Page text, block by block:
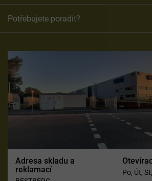
Potřebujete poradit?
Adresa skladu a
reklamací
Po, Út,